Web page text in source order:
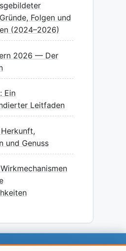
Folgen und
(2024–2026)
2026 — Der
Ein
Leitfaden
und Genuss